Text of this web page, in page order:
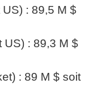
: 89,5 M $
US) : 89,3 M $
: 89 M $ soit